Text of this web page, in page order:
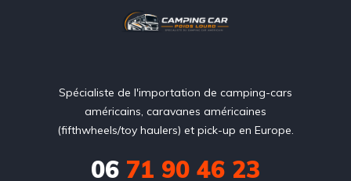
Spécialiste de l'importation de camping-cars
américains, caravanes américaines
(fifthwheels/toy haulers) et pick-up en Europe.
06 71 90 46 23